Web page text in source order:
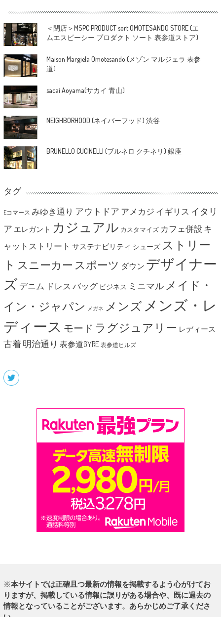
＜閉店＞MSPC PRODUCT sort OMOTESANDO STORE (エ
ムエスピーシー プロダクト ソート 表参道ストア)
Maison Margiela Omotesando (メゾン マルジェラ 表参
道)
sacai Aoyama(サカイ 青山)
NEIGHBORHOOD (ネイバーフッド) 渋谷
BRUNELLO CUCINELLI (ブルネロ クチネリ) 銀座
タグ
Eコマース みゆき通り アウトドア アメカジ イギリス イタリ
ア エレガント カジュアル カスタマイズ カフェ併設 キ
ャットストリート サステナビリティ シューズ ストリー
ト スニーカー スポーツ ダウン デザイナー
ズ デニム ドレス バッグ ビジネス ミニマル メイド・
イン・ジャパン メガネ メンズ メンズ・レ
ディース モード ラグジュアリー レディース
古着明治通り 表参道GYRE 表参道ヒルズ
※本サイトでは正確且つ最新の情報を掲載するよう心がけてお
りますが、掲載している情報に誤りがある場合や、既に過去の
情報となっていることがございます。あらかじめご了承くださ